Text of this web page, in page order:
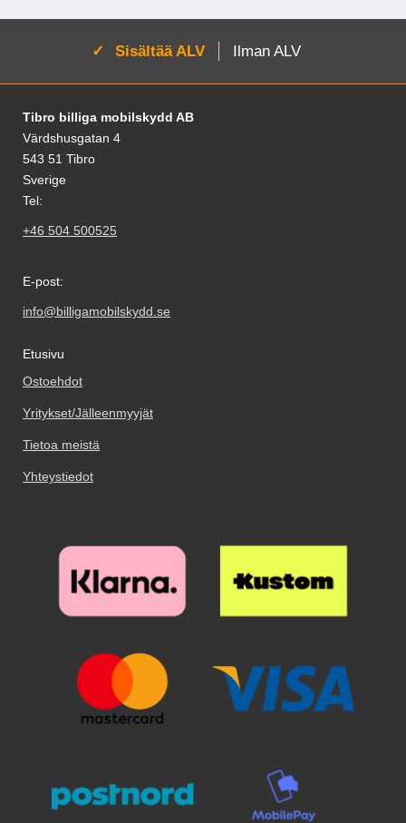
Aktivoi:
Sisältää ALV Ilman ALV
Alatunnisteen sisältö Sekalaista tietoa ja
Tibro billiga mobilskydd AB
Värdshusgatan 4
543 51 Tibro
Sverige
Tel:
+46 504 500525
E-post:
info@billigamobilskydd.se
Etusivu
Ostoehdot
Yritykset/Jälleenmyyjät
Tietoa meistä
Yhteystiedot